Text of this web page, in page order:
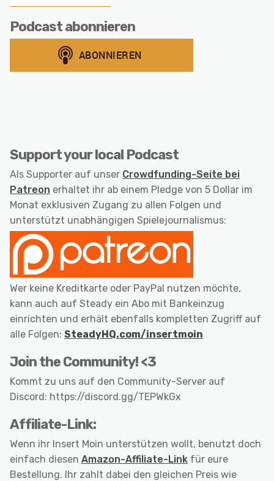
Podcast abonnieren
Support your local Podcast
Als Supporter auf unser Crowdfunding-Seite bei
Patreon erhaltet ihr ab einem Pledge von 5 Dollar im
Monat exklusiven Zugang zu allen Folgen und
unterstützt unabhängigen Spielejournalismus:
Wer keine Kreditkarte oder PayPal nutzen möchte,
kann auch auf Steady ein Abo mit Bankeinzug
einrichten und erhält ebenfalls kompletten Zugriff auf
alle Folgen: SteadyHQ.com/insertmoin
Join the Community! <3
Kommt zu uns auf den Community-Server auf
Discord: https://discord.gg/TEPWkGx
Affiliate-Link:
Wenn ihr Insert Moin unterstützen wollt, benutzt doch
einfach diesen Amazon-Affiliate-Link für eure
Bestellung. Ihr zahlt dabei den gleichen Preis wie